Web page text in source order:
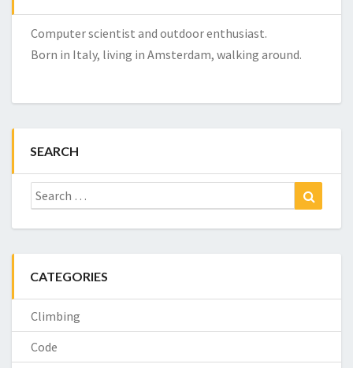
Computer scientist and outdoor enthusiast.
Born in Italy, living in Amsterdam, walking around.
SEARCH
Search
for:
CATEGORIES
Climbing
Code